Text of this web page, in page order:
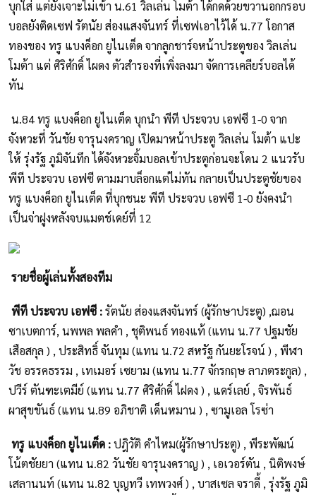
บุกใส่ แต่ยังเจาะไม่เข้า น.61 วิลเล่น โมต้า ได้กดด้วยขวานอกกรอบ
บอลยังติดเซฟ รัตนัย ส่องแสงจันทร์ ที่เซฟเอาไว้ได้ น.77 โอกาส
ทองของ ทรู แบงค็อก ยูไนเต็ด จากลูกชาร์จหน้าประตูของ วิลเล่น
โมต้า แต่ ศิริศักดิ์ ไผดง ตัวสำรองที่เพิ่งลงมา จัดการเคลียร์บอลได้
ทัน
น.84 ทรู แบงค็อก ยูไนเต็ด บุกนำ พีที ประจวบ เอฟซี 1-0 จาก
จังหวะที่ วันชัย จารุนงคราญ เปิดมาหน้าประตู วิลเล่น โมต้า แปะ
ให้ รุ่งรัฐ ภูมิจันทึก ได้จังหวะจิ้มบอลเข้าประตูก่อนจะโดน 2 แนวรับ
พีที ประจวบ เอฟซี ตามมาบล็อกแต่ไม่ทัน กลายเป็นประตูชัยของ
ทรู แบงค็อก ยูไนเต็ด ที่บุกชนะ พีที ประจวบ เอฟซี 1-0 ยังคงนำ
เป็นจ่าฝูงหลังจบแมตช์เดย์ที่ 12
รายชื่อผู้เล่นทั้งสองทีม
พีที ประจวบ เอฟซี :รัตนัย ส่องแสงจันทร์ (ผู้รักษาประตู) ,ฌอน
ซาเบตการ์, นพพล พลคำ , ชุติพนธ์ ทองแท้ (แทน น.77 ปฐมชัย
เสือสกุล ) , ประสิทธิ์ จันทุม (แทน น.72 สหรัฐ กันยะโรจน์ ) , พีฬา
วัช อรรคธรรม , เทเมอร์ เซยาม (แทน น.77 จักรกฤษ ลาภตระกูล) ,
ปวีร์ ตันฑะเตมีย์ (แทน น.77 ศิริศักดิ์ ไฝดง ) , แดร์เลย์ , จิรพันธ์
ผาสุขขันธ์ (แทน น.89 อภิชาติ เด็นหมาน ) , ซามูเอล โรซ่า
ทรู แบงค็อก ยูไนเต็ด :ปฎิวัติ คำไหม(ผู้รักษาประตู) , พีระพัฒน์
โน้ตชัยยา (แทน น.82 วันชัย จารุนงคราญ ) , เอเวอร์ตัน , นิติพงษ์
เสลานนท์ (แทน น.82 บุญทวี เทพวงศ์ ) , บาสเซล จราดี้ , รุ่งรัฐ ภูมิ